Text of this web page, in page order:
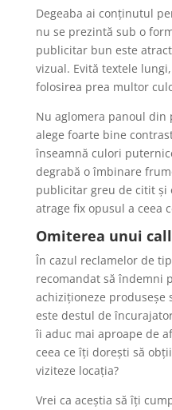
Degeaba ai conținutul
nu se prezintă sub o
publicitar bun este
vizual. Evită textele
folosirea prea multor
Nu aglomera panoul din
alege foarte bine
înseamnă culori
degrabă o îmbinare
publicitar greu de citit și
atrage fix opusul a ceea
Omiterea unui
În cazul reclamelor de
recomandat să îndemni
achiziționeze produseșe
este destul de
îi aduc mai aproape de
ceea ce îți dorești să
viziteze locația?
Vrei ca aceștia să îți